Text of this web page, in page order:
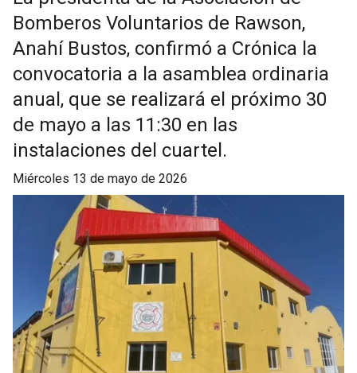
Bomberos Voluntarios de Rawson,
Anahí Bustos, confirmó a Crónica la
convocatoria a la asamblea ordinaria
anual, que se realizará el próximo 30
de mayo a las 11:30 en las
instalaciones del cuartel.
miércoles 13 de mayo de 2026